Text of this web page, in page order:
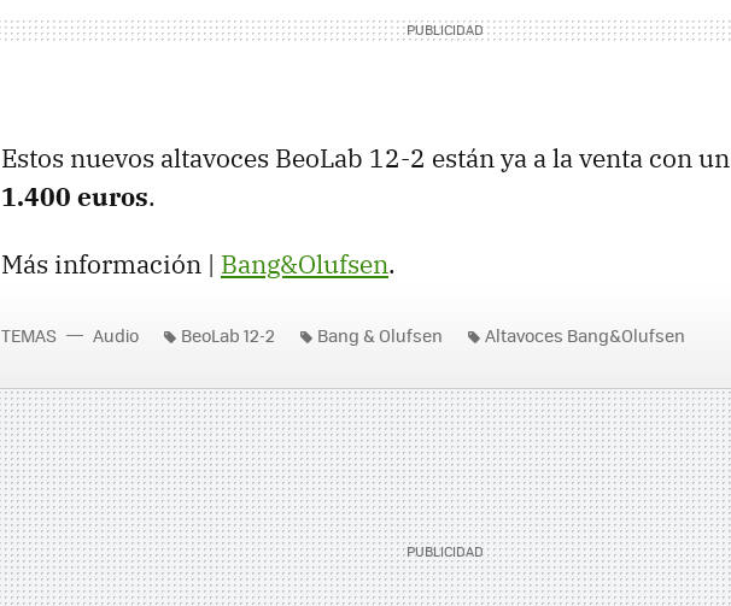
Estos nuevos altavoces BeoLab 12-2 están ya a la venta con
1.400 euros.
Más información | Bang&Olufsen.
TEMAS Audio BeoLab 12-2 Bang & Olufsen Altavoces Bang&Olufsen